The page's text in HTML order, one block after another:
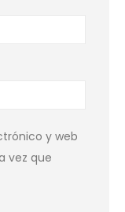
y web
vez que